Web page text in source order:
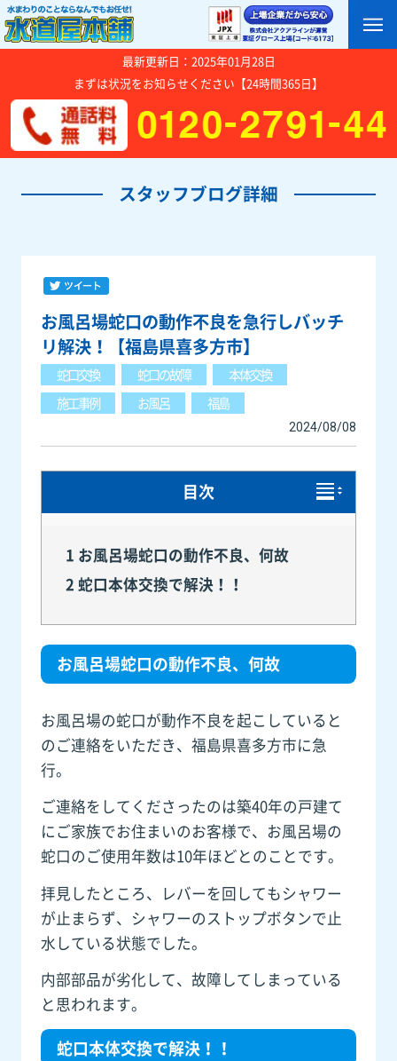
最新更新日：2025年01月28日
まずは状況をお知らせください【24時間365日】
スタッフブログ詳細
お風呂場蛇口の動作不良を急行しバッチ
リ解決！【福島県喜多方市】
蛇口交換 蛇口の故障
本体交換
施工事例
お風呂 福島
2024/08/08
目次
1 お風呂場蛇口の動作不良、何故
2 蛇口本体交換で解決！！
お風呂場蛇口の動作不良、何故
お風呂場の蛇口が動作不良を起こしていると
のご連絡をいただき、福島県喜多方市に急
行。
ご連絡をしてくださったのは築40年の戸建て
にご家族でお住まいのお客様で、お風呂場の
蛇口のご使用年数は10年ほどとのことです。
拝見したところ、レバーを回してもシャワー
が止まらず、シャワーのストップボタンで止
水している状態でした。
内部部品が劣化して、故障してしまっている
と思われます。
蛇口本体交換で解決！！